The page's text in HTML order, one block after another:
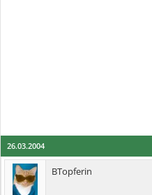
26.03.2004
BTopferin